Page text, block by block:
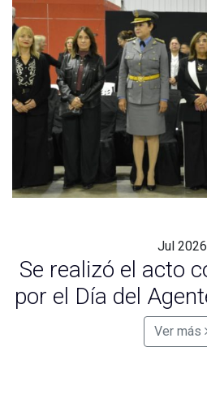
Jul 2026
Se realizó el acto
por el Día del
Ver más